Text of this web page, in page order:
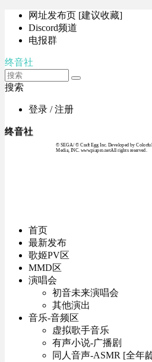
网址发布页 [建议收藏]
Discord频道
电报群
终音社
搜索
登录 / 注册
终音社
© SEGA / © Craft Egg Inc. Developed by
Media, INC. www.piapro.netAll rights reserved.
首页
最新发布
歌姬PV区
MMD区
演唱会
初音未来演唱会
其他演出
音乐-音频区
虚拟歌手音乐
有声小说-广播剧
同人音声-ASMR [全年